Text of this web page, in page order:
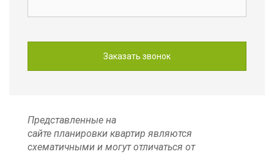
Представленные на
сайте планировки квартир являются
схематичными и могут отличаться от